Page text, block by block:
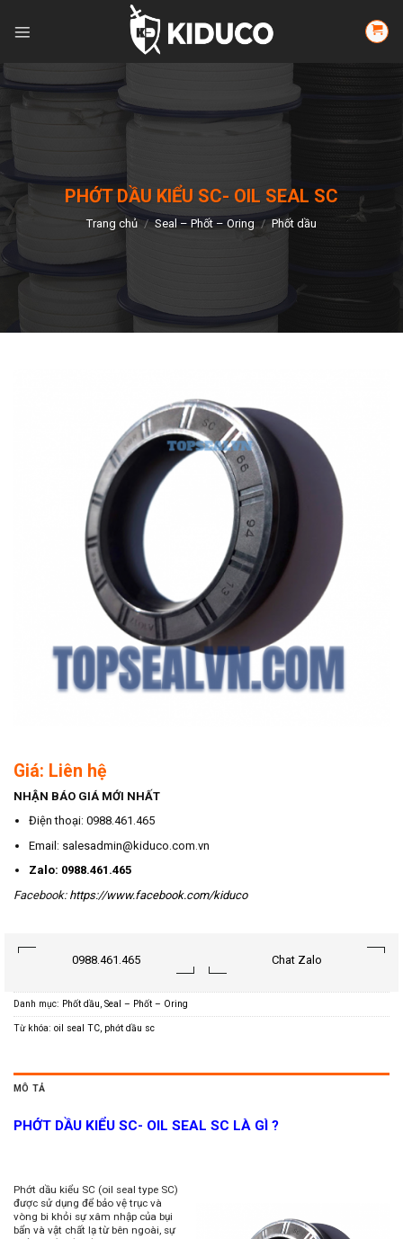
PHỚT DẦU KIỂU SC- OIL SEAL SC
Trang chủ / Seal – Phốt – Oring / Phốt dầu
Giá: Liên hệ
NHẬN BÁO GIÁ MỚI NHẤT
Điện thoại: 0988.461.465
Email: salesadmin@kiduco.com.vn
Zalo: 0988.461.465
Facebook: https://www.facebook.com/kiduco
0988.461.465 Chat Zalo
Danh mục: Phốt dầu, Seal – Phốt – Oring
Từ khóa: oil seal TC, phớt dầu sc
MÔ TẢ
PHỚT DẦU KIỂU SC- OIL SEAL SC LÀ GÌ ?
Phớt dầu kiểu SC (oil seal type SC)
được sử dụng để bảo vệ trục và
vòng bi khỏi sự xâm nhập của bụi
bẩn và vật chất lạ từ bên ngoài, sự